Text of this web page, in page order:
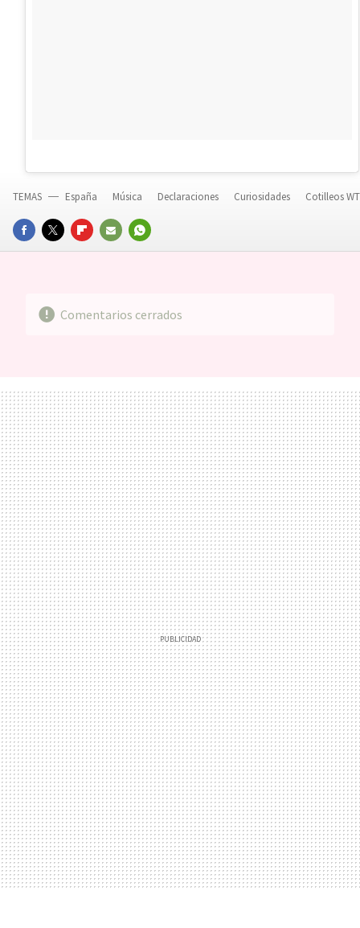
FACEBOOKTWITTERFLIPBOARD
E-
WHATSAPP
TEMAS España Música Declaraciones Curiosidades Cotilleos
Comentarios cerrados